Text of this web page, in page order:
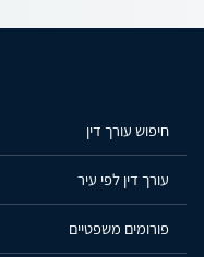
חיפוש עורך דין
עורך דין לפי עיר
פורומים משפטיים